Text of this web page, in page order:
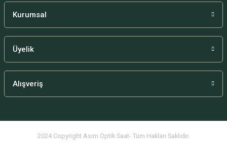
Kurumsal
Üyelik
Alışveriş
2024 Copyright Asım Optik Saat- Tüm Hakları Saklıdır.